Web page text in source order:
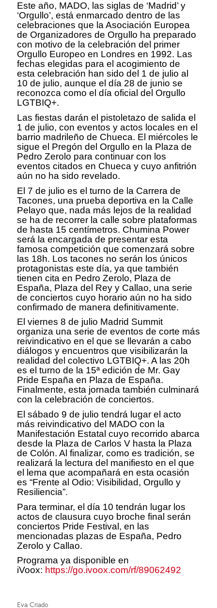
Este año, MADO, las siglas de ‘Madrid’ y
‘Orgullo’, está enmarcado dentro de las
celebraciones que la Asociación Europea
de Organizadores de Orgullo ha preparado
con motivo de la celebración del primer
Orgullo Europeo en Londres en 1992. Las
fechas elegidas para el acogimiento de
esta celebración han sido del 1 de julio al
10 de julio, aunque el día 28 de junio se
reconozca como el día oficial del Orgullo
LGTBIQ+.
Las fiestas darán el pistoletazo de salida el
1 de julio, con eventos y actos locales en el
barrio madrileño de Chueca. El miércoles le
sigue el Pregón del Orgullo en la Plaza de
Pedro Zerolo para continuar con los
eventos citados en Chueca y cuyo anfitrión
aún no ha sido revelado.
El 7 de julio es el turno de la Carrera de
Tacones, una prueba deportiva en la Calle
Pelayo que, nada más lejos de la realidad
se ha de recorrer la calle sobre plataformas
de hasta 15 centímetros. Chumina Power
será la encargada de presentar esta
famosa competición que comenzará sobre
las 18h. Los tacones no serán los únicos
protagonistas este día, ya que también
tienen cita en Pedro Zerolo, Plaza de
España, Plaza del Rey y Callao, una serie
de conciertos cuyo horario aún no ha sido
confirmado de manera definitivamente.
El viernes 8 de julio Madrid Summit
organiza una serie de eventos de corte más
reivindicativo en el que se llevarán a cabo
diálogos y encuentros que visibilizarán la
realidad del colectivo LGTBIQ+. A las 20h
es el turno de la 15ª edición de Mr. Gay
Pride España en Plaza de España.
Finalmente, esta jornada también culminará
con la celebración de conciertos.
El sábado 9 de julio tendrá lugar el acto
más reivindicativo del MADO con la
Manifestación Estatal cuyo recorrido abarca
desde la Plaza de Carlos V hasta la Plaza
de Colón. Al finalizar, como es tradición, se
realizará la lectura del manifiesto en el que
el lema que acompañará en esta ocasión
es “Frente al Odio: Visibilidad, Orgullo y
Resiliencia”.
Para terminar, el día 10 tendrán lugar los
actos de clausura cuyo broche final serán
conciertos Pride Festival, en las
mencionadas plazas de España, Pedro
Zerolo y Callao.
Programa ya disponible en
iVoox: https://go.ivoox.com/rf/89062492
Eva Criado